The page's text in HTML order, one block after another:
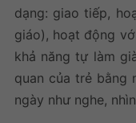
dạng: giao tiếp,
giáo), hoạt động
khả năng tự làm
quan của trẻ bằng
ngày như nghe,